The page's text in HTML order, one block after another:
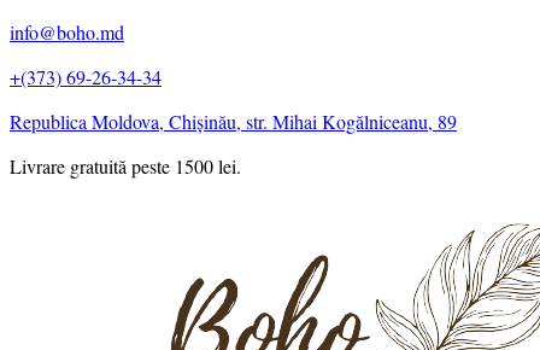
info@boho.md
+(373) 69-26-34-34
Republica Moldova, Chișinău, str. Mihai Kogălniceanu, 89
Livrare gratuită peste 1500 lei.